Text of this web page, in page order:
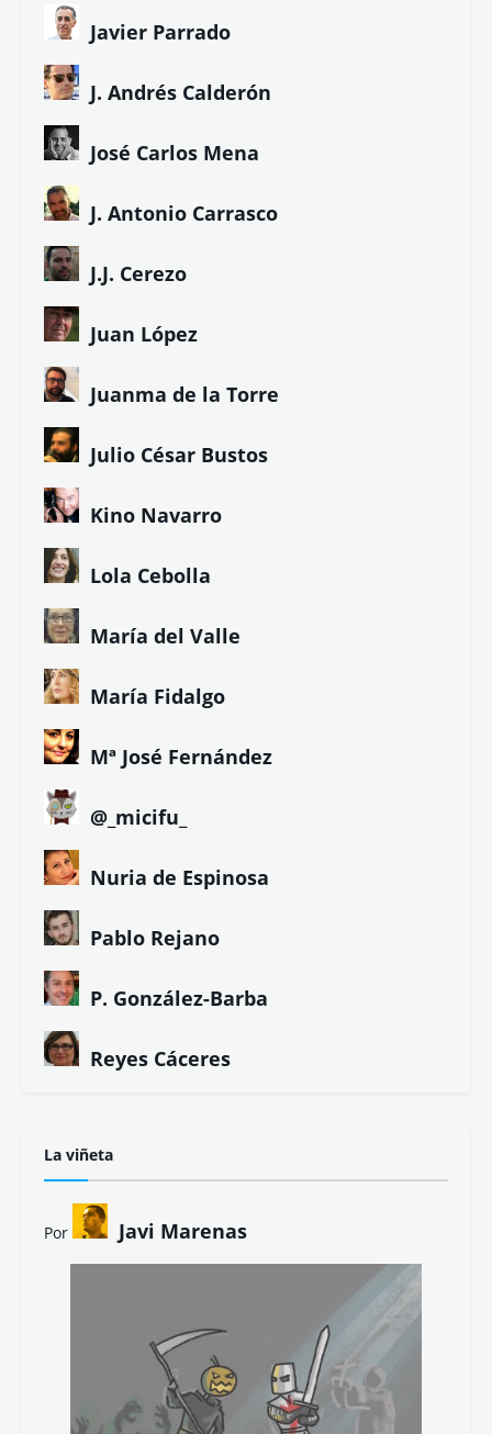
Javier Parrado
J. Andrés Calderón
José Carlos Mena
J. Antonio Carrasco
J.J. Cerezo
Juan López
Juanma de la Torre
Julio César Bustos
Kino Navarro
Lola Cebolla
María del Valle
María Fidalgo
Mª José Fernández
@_micifu_
Nuria de Espinosa
Pablo Rejano
P. González-Barba
Reyes Cáceres
La viñeta
Por Javi Marenas